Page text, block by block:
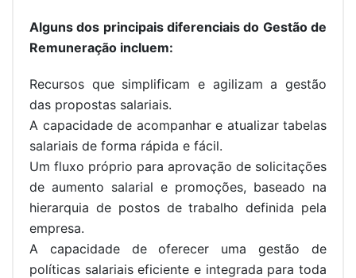
Alguns dos principais diferenciais do Gestão de
Remuneração incluem:
Recursos que simplificam e agilizam a gestão
das propostas salariais.
A capacidade de acompanhar e atualizar tabelas
salariais de forma rápida e fácil.
Um fluxo próprio para aprovação de solicitações
de aumento salarial e promoções, baseado na
hierarquia de postos de trabalho definida pela
empresa.
A capacidade de oferecer uma gestão de
políticas salariais eficiente e integrada para toda